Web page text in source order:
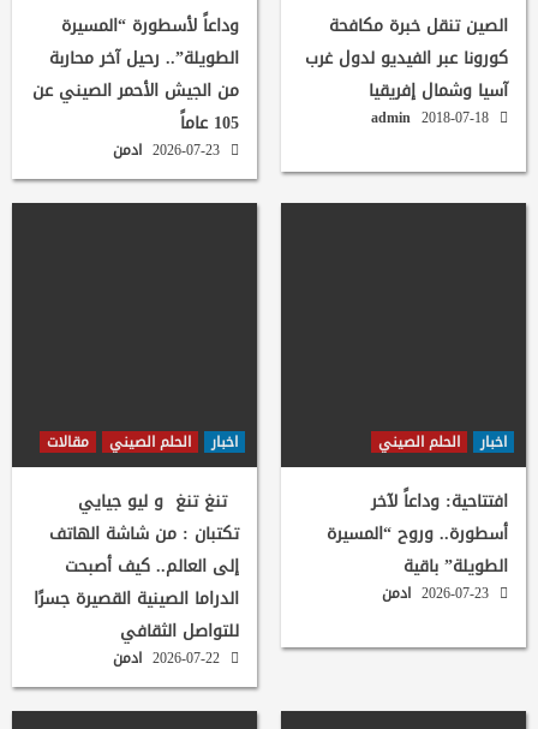
الصين تنقل خبرة مكافحة
كورونا عبر الفيديو لدول غرب
آسيا وشمال إفريقيا
admin
وداعاً لأسطورة “المسيرة
الطويلة”.. رحيل آخر محاربة
من الجيش الأحمر الصيني عن
105 عاماً
ادمن
اخبار الحلم الصيني
افتتاحية: وداعاً لآخر
أسطورة.. وروح “المسيرة
الطويلة” باقية
ادمن
اخبار الحلم الصيني مقالات
تنغ تنغ و ليو جيايي
تكتبان : من شاشة الهاتف
إلى العالم.. كيف أصبحت
الدراما الصينية القصيرة جسرًا
للتواصل الثقافي
ادمن